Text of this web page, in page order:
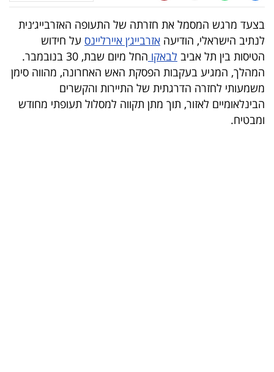
טלוויזיה
עסקי
ספורט
קריירה
ולימודים
בצעד מרגש המסמל את חזרתה של התעופה האזרבייג׳נית
לנתיב הישראלי, הודיעה אזרבייג׳ן איירליינס על חידוש
הטיסות בין תל אביב לבאקו
החל מיום שבת, 30 בנובמבר.
המהלך, המגיע בעקבות הפסקת האש האחרונה, מהווה סימן
משמעותי לחזרה הדרגתית של התיירות והקשרים
הבינלאומיים לאזור, תוך מתן תקווה למסלול תעופתי מחודש
ומבטיח.